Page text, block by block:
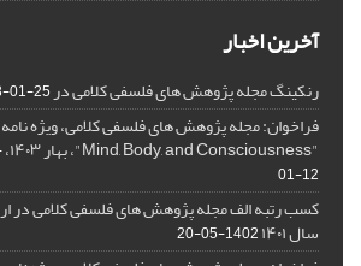
آخرین اخبار
رنکینگ مجله پژوهش های فلسفی کلامی در SJR01-25
فراخوان: مجله پژوهش های فلسفی کلامی، ویژه
"Mind, Body, and Consciousness"، بهار ۱۴۰۳، Spring 2024
01-12
کسب رتبه الف مجله پژوهش های فلسفی کلامی در
سال ۱۴۰۱ 1402-05-20